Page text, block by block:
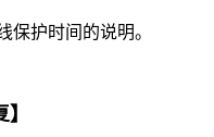
保护时间的说明。